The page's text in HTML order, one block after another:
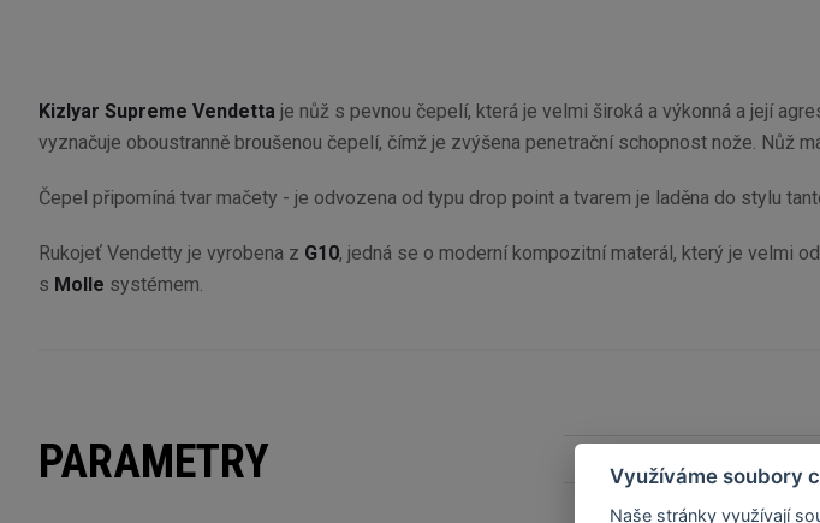
Kizlyar Supreme Vendetta je nůž s pevnou čepelí, která je velmi široká a výkonná a její
vyznačuje oboustranně broušenou čepelí, čímž je zvýšena penetrační schopnost nože. Nůž
Čepel připomíná tvar mačety - je odvozena od typu drop point a tvarem je laděna do stylu
Rukojeť Vendetty je vyrobena z G10, jedná se o moderní kompozitní materál, který je velmi
s Molle systémem.
PARAMETRY
Materiál rukojeti
Využíváme soubory
Naše stránky využívají